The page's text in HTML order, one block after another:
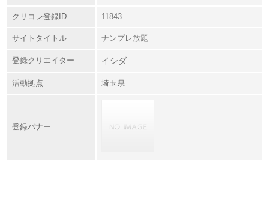
クリコレ登録ID 11843
サイトタイトル ナンプレ放題
登録クリエイター イシダ
活動拠点 埼玉県
登録バナー